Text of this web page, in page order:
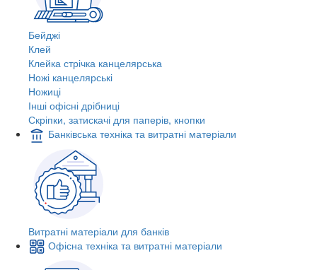
Бейджі
Клей
Клейка стрічка канцелярська
Ножі канцелярські
Ножиці
Інші офісні дрібниці
Скріпки, затискачі для паперів, кнопки
Банківська техніка та витратні матеріали
Витратні матеріали для банків
Офісна техніка та витратні матеріали